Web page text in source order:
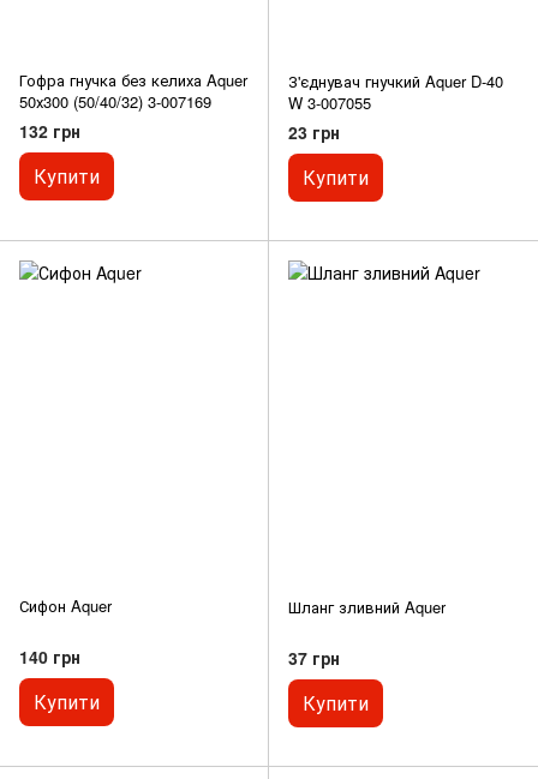
Гофра гнучка без келиха Aquer
50х300 (50/40/32) 3-007169
132 грн
Купити
З'єднувач гнучкий Aquer D-40
W 3-007055
23 грн
Купити
Сифон Aquer
140 грн
Купити
Шланг зливний Aquer
37 грн
Купити